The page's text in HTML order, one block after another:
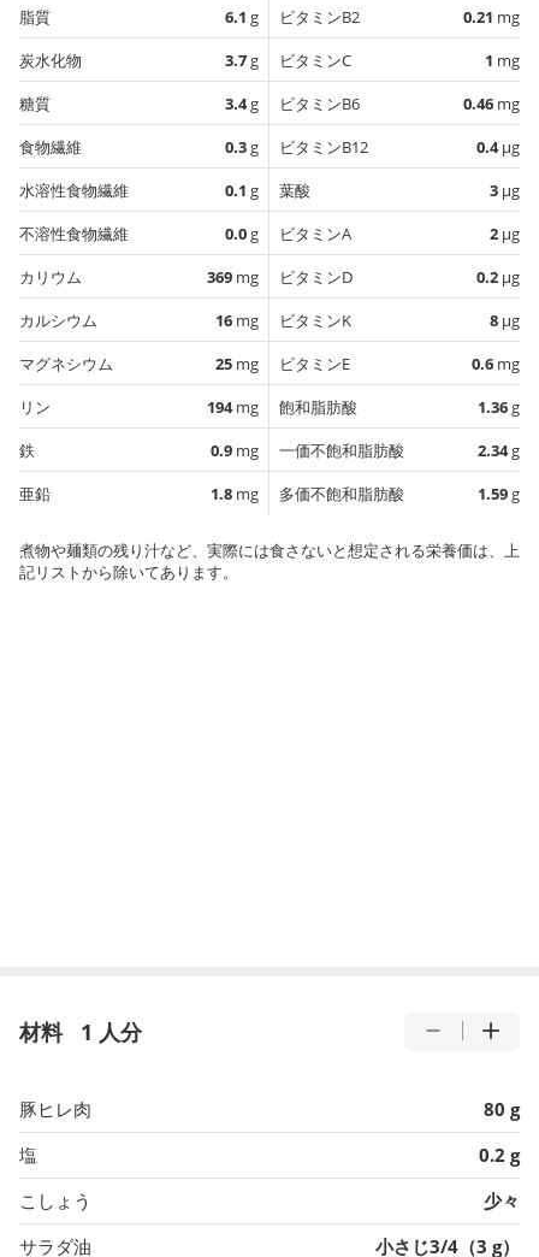
脂質
6.1 g
炭水化物
3.7g
糖質
3.4g
食物繊維
0.3g
水溶性食物繊維
0.1 g
不溶性食物繊維
0.0g
カリウム
369 mg
カルシウム
16 mg
マグネシウム
25 mg
リン
194mg
鉄
0.9 mg
亜鉛
1.8 mg
ビタミンB2
0.21 mg
ビタミンC
1 mg
ビタミンB6
0.46 mg
ビタミンB12
0.4µg
葉酸
3 µg
ビタミンA
2 µg
ビタミンD
0.2 µg
ビタミンK
8 µg
ビタミンE
0.6 mg
飽和脂肪酸
1.36g
一価不飽和脂肪酸
2.34g
多価不飽和脂肪酸
1.59g
煮物や麺類の残り汁など、実際には食さないと想定される栄養価は、上
記リストから除いてあります。
材料 1 人分
豚ヒレ肉
80 g
塩
0.2 g
こしょう
少々
サラダ油
小さじ3/4（3 g）